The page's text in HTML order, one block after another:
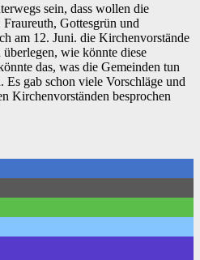
sein, dass wollen die
Gottesgrün und
am 12. Juni. die Kirchenvorstände
wie könnte diese
das, was die Gemeinden tun
Es gab schon viele Vorschläge und
Kirchenvorständen besprochen